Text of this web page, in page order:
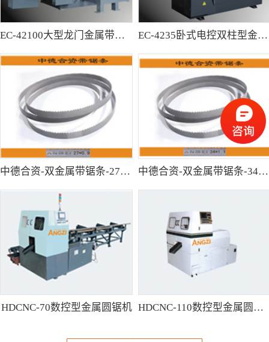
EC-42100大型龙门金属带锯床 EC-4235卧式电控双柱型金属带锯床
中德合资-双金属带锯条-27*0.9 中德合资-双金属带锯条-34*1.1
HDCNC-70数控型金属圆锯机 HDCNC-110数控型金属圆锯机